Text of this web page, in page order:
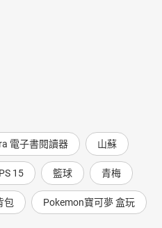
電子書閱讀器 山蘇
15 籃球 青梅
包 Pokemon寶可夢 盒玩